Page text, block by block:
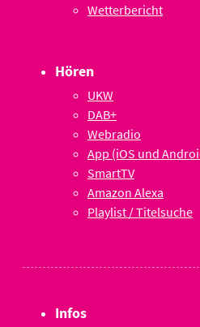
Wetterbericht
Hören
UKW
DAB+
Webradio
App (iOS und
SmartTV
Amazon Alexa
Playlist / Titelsuche
Infos